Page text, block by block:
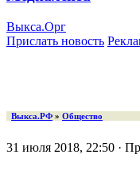
Выкса.Орг
Прислать новость
Выкса.РФ » Общество
31 июля 2018, 22:50 ·